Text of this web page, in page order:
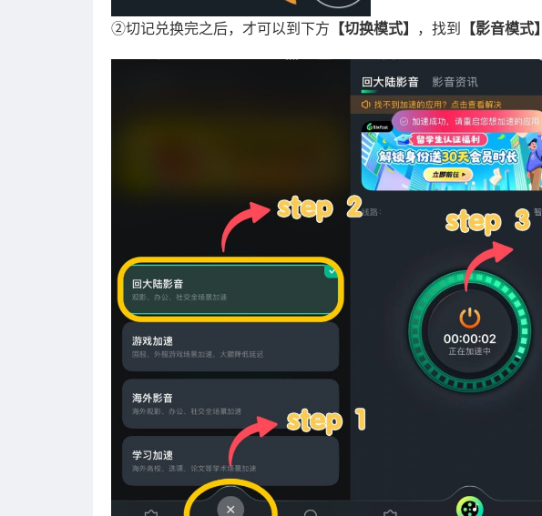
②切记兑换完之后，才可以到下方 【切换模式】 ，找到 【影音模式】